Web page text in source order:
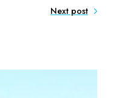
Next post